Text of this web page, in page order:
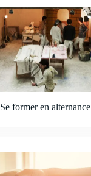
Se former en alternance